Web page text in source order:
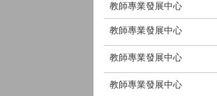
教師專業發展中心
教師專業發展中心
教師專業發展中心
教師專業發展中心